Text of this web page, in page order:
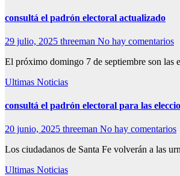
consultá el padrón electoral actualizado
29 julio, 2025 threeman No hay comentarios
El próximo domingo 7 de septiembre son las
Ultimas Noticias
consultá el padrón electoral para las
20 junio, 2025 threeman No hay comentarios
Los ciudadanos de Santa Fe volverán a las
Ultimas Noticias